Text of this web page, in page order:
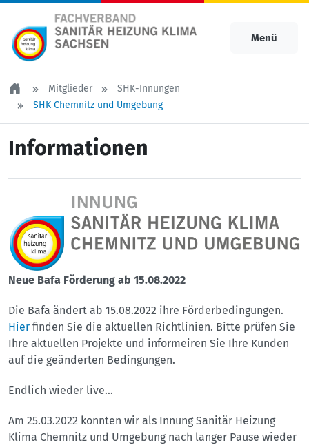
Menü
Mitglieder
SHK-Innungen
SHK Chemnitz und Umgebung
Informationen
Neue Bafa Förderung ab 15.08.2022
Die Bafa ändert ab 15.08.2022 ihre Förderbedingungen.
Hier finden Sie die aktuellen Richtlinien. Bitte prüfen Sie
Ihre aktuellen Projekte und informeiren Sie Ihre Kunden
auf die geänderten Bedingungen.
Endlich wieder live...
Am 25.03.2022 konnten wir als Innung Sanitär Heizung
Klima Chemnitz und Umgebung nach langer Pause wieder